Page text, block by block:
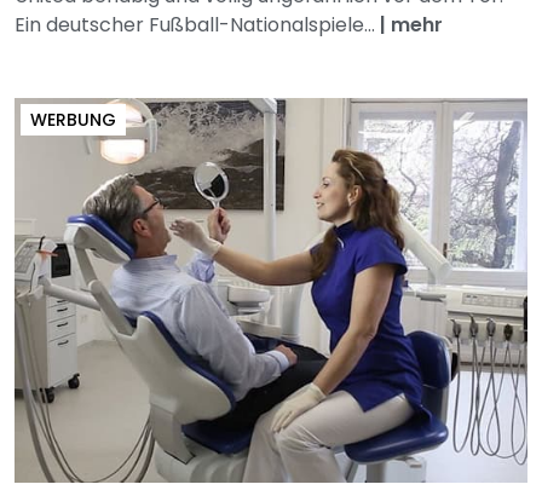
Ein deutscher Fußball-Nationalspiele... | mehr
WERBUNG